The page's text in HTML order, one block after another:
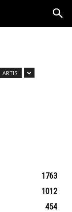
ARTIS
1763
1012
454